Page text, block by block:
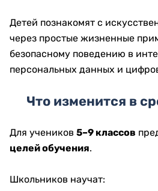
Детей познакомят с
через простые жизненные
безопасному поведению в
персональных данных и
Что изменится в
Для учеников 5–9 классов
целей обучения.
Школьников научат: